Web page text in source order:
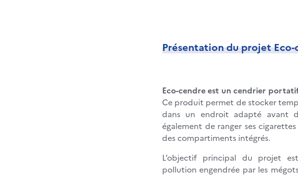
Présentation du projet Eco-
Eco-cendre est un cendrier
Ce produit permet de stocker
dans un endroit adapté avant
également de ranger ses
des compartiments intégrés.
L’objectif principal du projet
pollution engendrée par les